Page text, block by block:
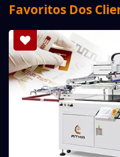
Favoritos Dos